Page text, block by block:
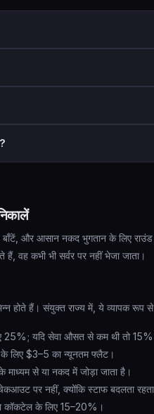
tip . कुल पाने के लिए जोड़ें: $50 +
गणना की ज़रूरत नहीं।
अधिक
लोग =$24 प्रति व्यक्ति.
बाँटें, और आसान नकद भुगतान के लिए
वह कभी भी सर्वर पर नहीं भेजा जाता।
होते हैं। संयुक्त राज्य में, ये व्यापक रूप से
25%; यदि सेवा औसत से कम थी तो 15%
लिए $3–5 का न्यूनतम फ्लैट।
से या नकद में जोड़ा जाता है।
पर नहीं, क्योंकि स्टाफ बदलता
कॉकटेल के लिए 15–20%।